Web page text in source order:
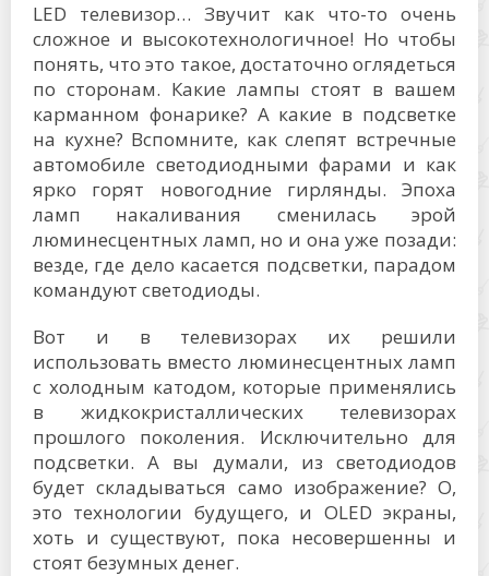
LED телевизор… Звучит как что-то очень
сложное и высокотехнологичное! Но чтобы
понять, что это такое, достаточно оглядеться
по сторонам. Какие лампы стоят в вашем
карманном фонарике? А какие в подсветке
на кухне? Вспомните, как слепят встречные
автомобиле светодиодными фарами и как
ярко горят новогодние гирлянды. Эпоха
ламп накаливания сменилась эрой
люминесцентных ламп, но и она уже позади:
везде, где дело касается подсветки, парадом
командуют светодиоды.
Вот и в телевизорах их решили
использовать вместо люминесцентных ламп
с холодным катодом, которые применялись
в жидкокристаллических телевизорах
прошлого поколения. Исключительно для
подсветки. А вы думали, из светодиодов
будет складываться само изображение? О,
это технологии будущего, и OLED экраны,
хоть и существуют, пока несовершенны и
стоят безумных денег.